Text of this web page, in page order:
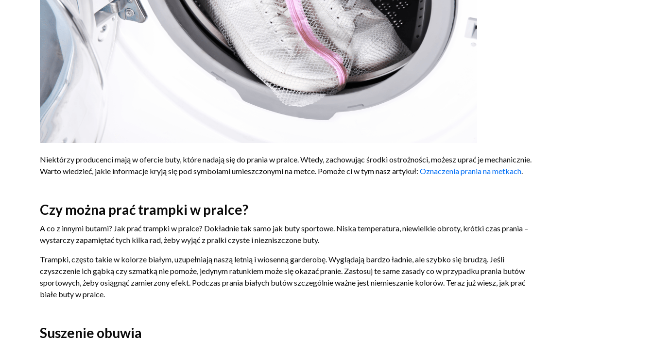
Niektórzy producenci mają w ofercie buty, które nadają się do prania w pralce. Wtedy, zachowując środki ostrożności, możesz uprać je mechanicznie.
Warto wiedzieć, jakie informacje kryją się pod symbolami umieszczonymi na metce. Pomoże ci w tym nasz artykuł: Oznaczenia prania na metkach.
Czy można prać trampki w pralce?
A co z innymi butami? Jak prać trampki w pralce? Dokładnie tak samo jak buty sportowe. Niska temperatura, niewielkie obroty, krótki czas prania –
wystarczy zapamiętać tych kilka rad, żeby wyjąć z pralki czyste i niezniszczone buty.
Trampki, często takie w kolorze białym, uzupełniają naszą letnią i wiosenną garderobę. Wyglądają bardzo ładnie, ale szybko się brudzą. Jeśli
czyszczenie ich gąbką czy szmatką nie pomoże, jedynym ratunkiem może się okazać pranie. Zastosuj te same zasady co w przypadku prania butów
sportowych, żeby osiągnąć zamierzony efekt. Podczas prania białych butów szczególnie ważne jest niemieszanie kolorów. Teraz już wiesz, jak prać
białe buty w pralce.
Suszenie obuwia